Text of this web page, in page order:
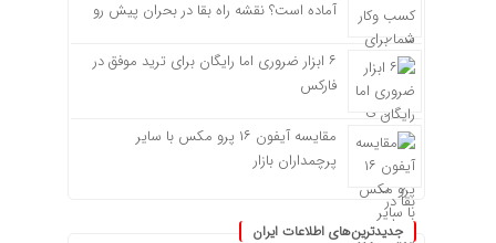
آماده است؟ نقشه راه بقا در بحران پیش رو
۶ ابزار ضروری اما رایگان برای ترید موفق در
فارکس
مقایسه آیفون ۱۶ پرو مکس با سایر
پرچمداران بازار
جدیدترین‌های اطلاعات ایران